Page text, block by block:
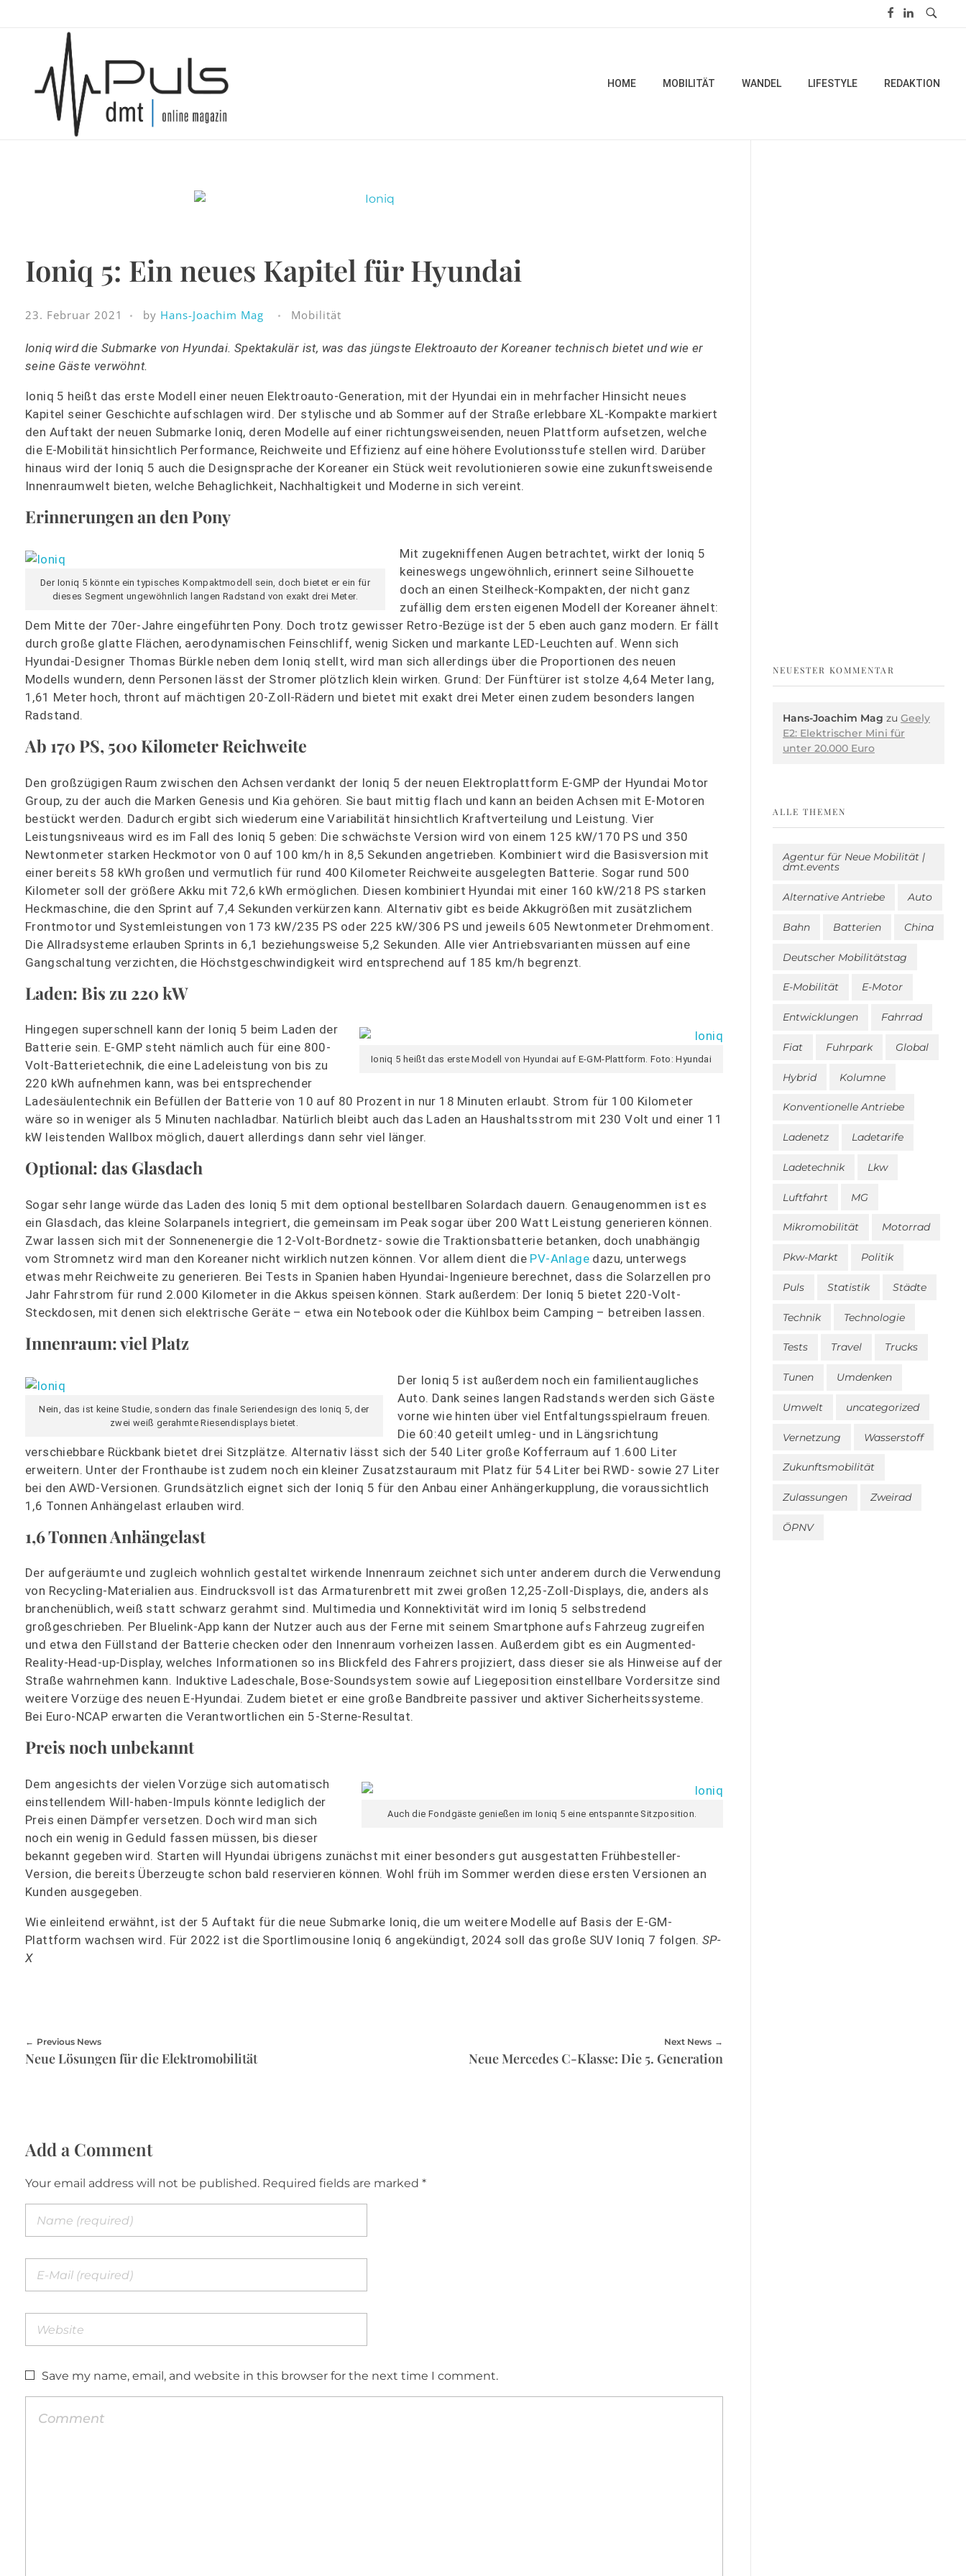
HOME MOBILITÄT WANDEL LIFESTYLE REDAKTION
Ioniq 5: Ein neues Kapitel für Hyundai
23. Februar 2021 by Hans-Joachim Mag Mobilität
Ioniq wird die Submarke von Hyundai. Spektakulär ist, was das jüngste Elektroauto der Koreaner technisch bietet und wie er
seine Gäste verwöhnt.
Ioniq 5 heißt das erste Modell einer neuen Elektroauto-Generation, mit der Hyundai ein in mehrfacher Hinsicht neues
Kapitel seiner Geschichte aufschlagen wird. Der stylische und ab Sommer auf der Straße erlebbare XL-Kompakte markiert
den Auftakt der neuen Submarke Ioniq, deren Modelle auf einer richtungsweisenden, neuen Plattform aufsetzen, welche
die E-Mobilität hinsichtlich Performance, Reichweite und Effizienz auf eine höhere Evolutionsstufe stellen wird. Darüber
hinaus wird der Ioniq 5 auch die Designsprache der Koreaner ein Stück weit revolutionieren sowie eine zukunftsweisende
Innenraumwelt bieten, welche Behaglichkeit, Nachhaltigkeit und Moderne in sich vereint.
Erinnerungen an den Pony
Der Ioniq 5 könnte ein typisches Kompaktmodell sein, doch bietet er ein für
dieses Segment ungewöhnlich langen Radstand von exakt drei Meter.
Mit zugekniffenen Augen betrachtet, wirkt der Ioniq 5
keineswegs ungewöhnlich, erinnert seine Silhouette
doch an einen Steilheck-Kompakten, der nicht ganz
zufällig dem ersten eigenen Modell der Koreaner ähnelt:
Dem Mitte der 70er-Jahre eingeführten Pony. Doch trotz gewisser Retro-Bezüge ist der 5 eben auch ganz modern. Er fällt
durch große glatte Flächen, aerodynamischen Feinschliff, wenig Sicken und markante LED-Leuchten auf. Wenn sich
Hyundai-Designer Thomas Bürkle neben dem Ioniq stellt, wird man sich allerdings über die Proportionen des neuen
Modells wundern, denn Personen lässt der Stromer plötzlich klein wirken. Grund: Der Fünftürer ist stolze 4,64 Meter lang,
1,61 Meter hoch, thront auf mächtigen 20-Zoll-Rädern und bietet mit exakt drei Meter einen zudem besonders langen
Radstand.
Ab 170 PS, 500 Kilometer Reichweite
Den großzügigen Raum zwischen den Achsen verdankt der Ioniq 5 der neuen Elektroplattform E-GMP der Hyundai Motor
Group, zu der auch die Marken Genesis und Kia gehören. Sie baut mittig flach und kann an beiden Achsen mit E-Motoren
bestückt werden. Dadurch ergibt sich wiederum eine Variabilität hinsichtlich Kraftverteilung und Leistung. Vier
Leistungsniveaus wird es im Fall des Ioniq 5 geben: Die schwächste Version wird von einem 125 kW/170 PS und 350
Newtonmeter starken Heckmotor von 0 auf 100 km/h in 8,5 Sekunden angetrieben. Kombiniert wird die Basisversion mit
einer bereits 58 kWh großen und vermutlich für rund 400 Kilometer Reichweite ausgelegten Batterie. Sogar rund 500
Kilometer soll der größere Akku mit 72,6 kWh ermöglichen. Diesen kombiniert Hyundai mit einer 160 kW/218 PS starken
Heckmaschine, die den Sprint auf 7,4 Sekunden verkürzen kann. Alternativ gibt es beide Akkugrößen mit zusätzlichem
Frontmotor und Systemleistungen von 173 kW/235 PS oder 225 kW/306 PS und jeweils 605 Newtonmeter Drehmoment.
Die Allradsysteme erlauben Sprints in 6,1 beziehungsweise 5,2 Sekunden. Alle vier Antriebsvarianten müssen auf eine
Gangschaltung verzichten, die Höchstgeschwindigkeit wird entsprechend auf 185 km/h begrenzt.
Laden: Bis zu 220 kW
Ioniq 5 heißt das erste Modell von Hyundai auf E-GM-Plattform. Foto: Hyundai
Hingegen superschnell kann der Ioniq 5 beim Laden der
Batterie sein. E-GMP steht nämlich auch für eine 800-
Volt-Batterietechnik, die eine Ladeleistung von bis zu
220 kWh aufnehmen kann, was bei entsprechender
Ladesäulentechnik ein Befüllen der Batterie von 10 auf 80 Prozent in nur 18 Minuten erlaubt. Strom für 100 Kilometer
wäre so in weniger als 5 Minuten nachladbar. Natürlich bleibt auch das Laden an Haushaltsstrom mit 230 Volt und einer 11
kW leistenden Wallbox möglich, dauert allerdings dann sehr viel länger.
Optional: das Glasdach
Sogar sehr lange würde das Laden des Ioniq 5 mit dem optional bestellbaren Solardach dauern. Genaugenommen ist es
ein Glasdach, das kleine Solarpanels integriert, die gemeinsam im Peak sogar über 200 Watt Leistung generieren können.
Zwar lassen sich mit der Sonnenenergie die 12-Volt-Bordnetz- sowie die Traktionsbatterie betanken, doch unabhängig
vom Stromnetz wird man den Koreaner nicht wirklich nutzen können. Vor allem dient die PV-Anlage dazu, unterwegs
etwas mehr Reichweite zu generieren. Bei Tests in Spanien haben Hyundai-Ingenieure berechnet, dass die Solarzellen pro
Jahr Fahrstrom für rund 2.000 Kilometer in die Akkus speisen können. Stark außerdem: Der Ioniq 5 bietet 220-Volt-
Steckdosen, mit denen sich elektrische Geräte – etwa ein Notebook oder die Kühlbox beim Camping – betreiben lassen.
Innenraum: viel Platz
Nein, das ist keine Studie, sondern das finale Seriendesign des Ioniq 5, der
zwei weiß gerahmte Riesendisplays bietet.
Der Ioniq 5 ist außerdem noch ein familientaugliches
Auto. Dank seines langen Radstands werden sich Gäste
vorne wie hinten über viel Entfaltungsspielraum freuen.
Die 60:40 geteilt umleg- und in Längsrichtung
verschiebbare Rückbank bietet drei Sitzplätze. Alternativ lässt sich der 540 Liter große Kofferraum auf 1.600 Liter
erweitern. Unter der Fronthaube ist zudem noch ein kleiner Zusatzstauraum mit Platz für 54 Liter bei RWD- sowie 27 Liter
bei den AWD-Versionen. Grundsätzlich eignet sich der Ioniq 5 für den Anbau einer Anhängerkupplung, die voraussichtlich
1,6 Tonnen Anhängelast erlauben wird.
1,6 Tonnen Anhängelast
Der aufgeräumte und zugleich wohnlich gestaltet wirkende Innenraum zeichnet sich unter anderem durch die Verwendung
von Recycling-Materialien aus. Eindrucksvoll ist das Armaturenbrett mit zwei großen 12,25-Zoll-Displays, die, anders als
branchenüblich, weiß statt schwarz gerahmt sind. Multimedia und Konnektivität wird im Ioniq 5 selbstredend
großgeschrieben. Per Bluelink-App kann der Nutzer auch aus der Ferne mit seinem Smartphone aufs Fahrzeug zugreifen
und etwa den Füllstand der Batterie checken oder den Innenraum vorheizen lassen. Außerdem gibt es ein Augmented-
Reality-Head-up-Display, welches Informationen so ins Blickfeld des Fahrers projiziert, dass dieser sie als Hinweise auf der
Straße wahrnehmen kann. Induktive Ladeschale, Bose-Soundsystem sowie auf Liegeposition einstellbare Vordersitze sind
weitere Vorzüge des neuen E-Hyundai. Zudem bietet er eine große Bandbreite passiver und aktiver Sicherheitssysteme.
Bei Euro-NCAP erwarten die Verantwortlichen ein 5-Sterne-Resultat.
Preis noch unbekannt
Auch die Fondgäste genießen im Ioniq 5 eine entspannte Sitzposition.
Dem angesichts der vielen Vorzüge sich automatisch
einstellendem Will-haben-Impuls könnte lediglich der
Preis einen Dämpfer versetzen. Doch wird man sich
noch ein wenig in Geduld fassen müssen, bis dieser
bekannt gegeben wird. Starten will Hyundai übrigens zunächst mit einer besonders gut ausgestatten Frühbesteller-
Version, die bereits Überzeugte schon bald reservieren können. Wohl früh im Sommer werden diese ersten Versionen an
Kunden ausgegeben.
Wie einleitend erwähnt, ist der 5 Auftakt für die neue Submarke Ioniq, die um weitere Modelle auf Basis der E-GM-
Plattform wachsen wird. Für 2022 ist die Sportlimousine Ioniq 6 angekündigt, 2024 soll das große SUV Ioniq 7 folgen. SP-
X
Previous News
Neue Lösungen für die Elektromobilität
Next News
Neue Mercedes C-Klasse: Die 5. Generation
Add a Comment
Your email address will not be published. Required fields are marked *
Save my name, email, and website in this browser for the next time I comment.
NEUESTER KOMMENTAR
Hans-Joachim Mag zu Geely
E2: Elektrischer Mini für
unter 20.000 Euro
ALLE THEMEN
Agentur für Neue Mobilität |
dmt.events
Alternative Antriebe Auto
Bahn Batterien China
Deutscher Mobilitätstag
E-Mobilität E-Motor
Entwicklungen Fahrrad
Fiat Fuhrpark Global
Hybrid Kolumne
Konventionelle Antriebe
Ladenetz Ladetarife
Ladetechnik Lkw
Luftfahrt MG
Mikromobilität Motorrad
Pkw-Markt Politik
Puls Statistik Städte
Technik Technologie
Tests Travel Trucks
Tunen Umdenken
Umwelt uncategorized
Vernetzung Wasserstoff
Zukunftsmobilität
Zulassungen Zweirad
ÖPNV